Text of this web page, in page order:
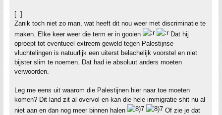
[..]
Zanik toch niet zo man, wat heeft dit nou weer met discriminatie te
maken. Elke keer weer die term er in gooien
Dat hij
oproept tot eventueel extreem geweld tegen Palestijnse
vluchtelingen is natuurlijk een uiterst belachelijk voorstel en niet
bijster slim te noemen. Dat had ie absoluut anders moeten
verwoorden.
Leg me eens uit waarom die Palestijnen hier naar toe moeten
komen? Dit land zit al overvol en kan die hele immigratie shit nu al
niet aan en dan nog meer binnen halen
Of zie je dat